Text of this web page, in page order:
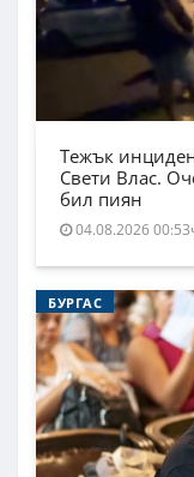
Тежък
Свети Влас.
бил пиян
04.08.2026
БУРГАС